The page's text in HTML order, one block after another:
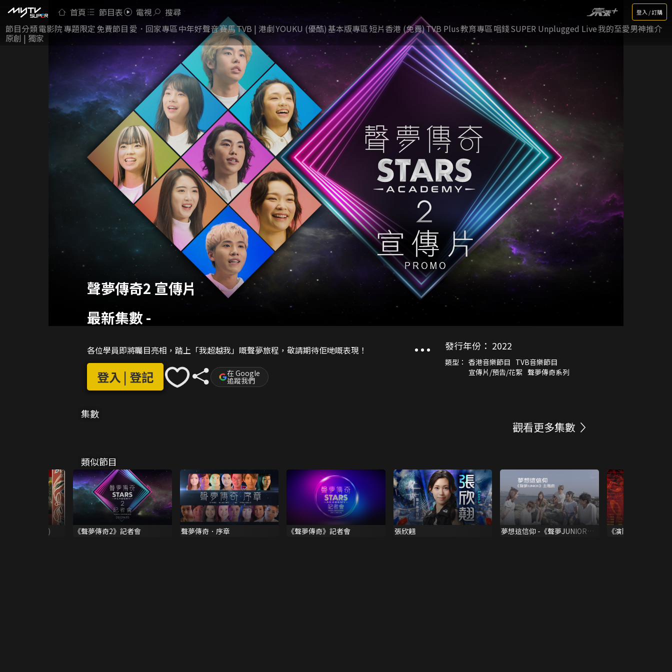
首頁 節目表 電視 搜尋 登入 / 訂購
節目分類電影院專題限定 免費節目 愛．回家專區中年好聲音賽馬TVB | 港劇YOUKU (優酷)基本版專區短片香港 (免費)TVB Plus教育專區唱錢SUPER Unplugged Live我的至愛男神推介
原創 | 獨家
聲夢傳奇2 宣傳片
最新集數 -
各位學員即將矚目亮相，踏上「我超越我」嘅聲夢旅程，敬請期待佢哋嘅表現！
登入 | 登記 在 Google
追蹤我們
發行年份： 2022
類型： 香港音樂節目 TVB音樂節目
宣傳片/預告/花絮 聲夢傳奇系列
集數
觀看更多集數
類似節目
家聲、江雪鷺) 《聲夢傳奇2》記者會 聲夢傳奇．序章 《聲夢傳奇》記者會 張欣翹
夢想這信仰 -《聲夢JUNIOR》
《演鬥聽》記者會